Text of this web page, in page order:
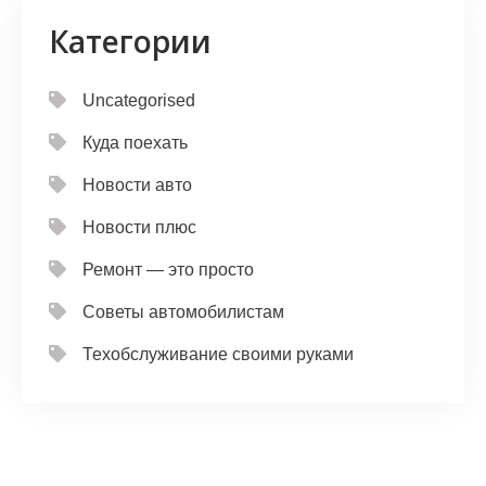
Категории
Uncategorised
Куда поехать
Новости авто
Новости плюс
Ремонт — это просто
Советы автомобилистам
Техобслуживание своими руками